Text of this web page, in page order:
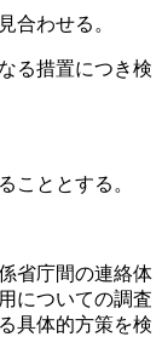
合わせる。
る措置につき検
こととする。
省庁間の連絡体
についての調査
具体的方策を検